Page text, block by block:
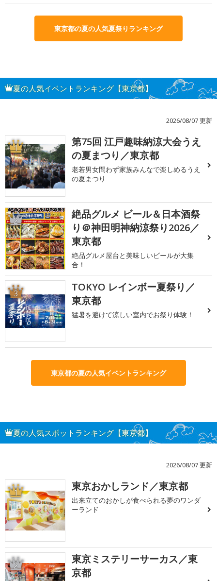
東京都の夏の人気夏祭りランキング
夏の人気イベントランキング【東京都】
2026/08/07 更新
1
第75回 江戸趣味納涼大会うえ
の夏まつり／東京都
老若男女問わず家族みんなで楽しめるうえ
の夏まつり
2
絶品グルメ ビール＆日本酒祭
り＠神田明神納涼祭り2026／
東京都
絶品グルメ屋台と美味しいビールが大集
合！
3
TOKYO レインボー夏祭り／
東京都
猛暑を避けて涼しい室内でお祭り体験！
東京都の夏の人気イベントランキング
夏の人気スポットランキング【東京都】
2026/08/07 更新
1 東京おかしランド／東京都
出来立てのおかしが食べられる夢のワンダ
ーランド
2
東京ミステリーサーカス／東
京都